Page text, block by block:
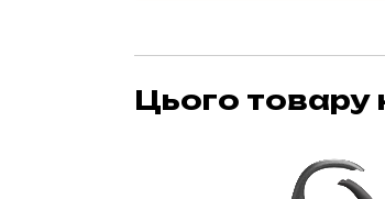
Цього товару